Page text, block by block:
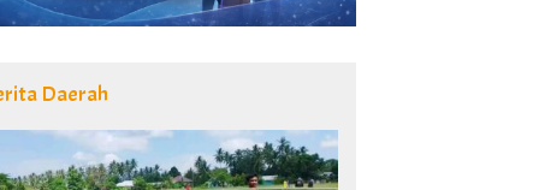
Daerah